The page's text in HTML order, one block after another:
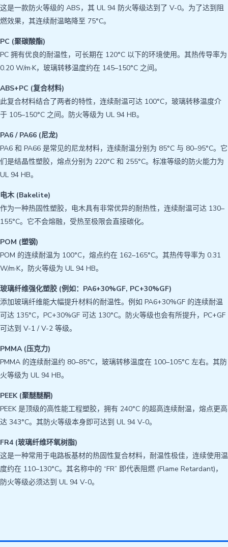
这是一款防火等级的 ABS，其 UL 94 防火等级达到了 V-0。为了达到阻
燃效果，其连续耐温略降至 75°C。
PC (聚碳酸酯)
PC 拥有优良的耐温性，可长期在 120°C 以下的环境使用。其热传导率为
0.20 W/m·K，玻璃转移温度约在 145–150°C 之间。
ABS+PC (复合材料)
此复合材料结合了两者的特性，连续耐温可达 100°C，玻璃转移温度介
于 105–150°C 之间。防火等级为 UL 94 HB。
PA6 / PA66 (尼龙)
PA6 和 PA66 是常见的尼龙材料，连续耐温分别为 85°C 与 80–95°C。它
们是结晶性塑胶，熔点分别为 220°C 和 255°C。标准等级的防火能力为
UL 94 HB。
电木 (Bakelite)
作为一种热固性塑胶，电木具有非常优异的耐热性，连续耐温可达 130–
155°C。它不会熔融，受热至极限会直接碳化。
POM (塑钢)
POM 的连续耐温为 100°C，熔点约在 162–165°C。其热传导率为 0.31
W/m·K，防火等级为 UL 94 HB。
玻璃纤维强化塑胶 (例如：PA6+30%GF, P​​C+30%GF)
添加玻璃纤维能大幅提升材料的耐温性。例如 PA6+30%GF 的连续耐温
可达 135°C，PC+30%GF 可达 130°C。防火等级也会有所提升，PC+GF
可达到 V-1 / V-2 等级。
PMMA (压克力)
PMMA 的连续耐温约 80–85°C，玻璃转移温度在 100–105°C 左右。其防
火等级为 UL 94 HB。
PEEK (聚醚醚酮)
PEEK 是顶级的高性能工程塑胶，拥有 240°C 的超高连续耐温，熔点更高
达 343°C。其防火等级本身即可达到 UL 94 V-0。
FR4 (玻璃纤维环氧树脂)
这是一种常用于电路板基材的热固性复合材料，耐温性极佳，连续使用温
度约在 110–130°C。其名称中的 “FR” 即代表阻燃 (Flame Retardant)，
防火等级必须达到 UL 94 V-0。